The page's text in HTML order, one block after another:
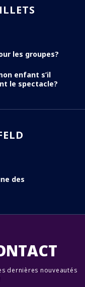
les groupes?
enfant s’il
le spectacle?
des
dernières nouveautés